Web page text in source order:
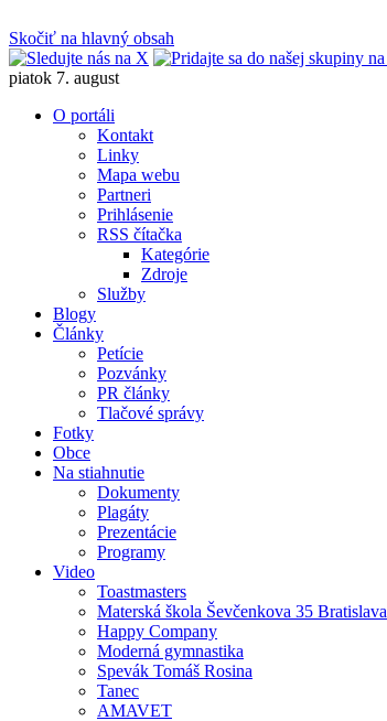
Skočiť na hlavný obsah
piatok 7. august
O portáli
Kontakt
Linky
Mapa webu
Partneri
Prihlásenie
RSS čítačka
Kategórie
Zdroje
Služby
Blogy
Články
Petície
Pozvánky
PR články
Tlačové správy
Fotky
Obce
Na stiahnutie
Dokumenty
Plagáty
Prezentácie
Programy
Video
Toastmasters
Materská škola Ševčenkova 35 Bratislava
Happy Company
Moderná gymnastika
Spevák Tomáš Rosina
Tanec
AMAVET